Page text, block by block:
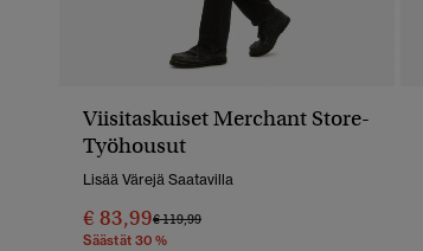
Viisitaskuiset Merchant Store-
Työhousut
Lisää Värejä Saatavilla
€ 83,99Hinta Alennettu Hinnasta
€ 119,99Hintaan
Säästät 30 %